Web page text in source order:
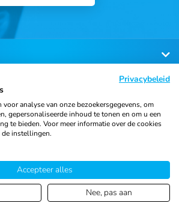
Algemene voorwaarden
verklaring
Cookiebeleid Sitemap
Privacybeleid
analyse van onze bezoekersgegevens, om
gepersonaliseerde inhoud te tonen en om u een
te bieden. Voor meer informatie over de cookies
instellingen.
Accepteer alles
Nee, pas aan